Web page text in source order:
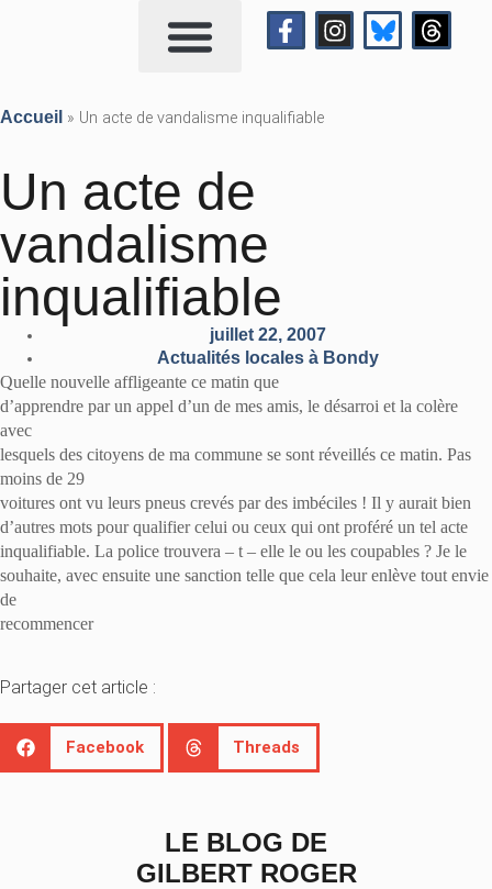
Accueil » Un acte de vandalisme inqualifiable
Un acte de
vandalisme
inqualifiable
juillet 22, 2007
Actualités locales à Bondy
Quelle nouvelle affligeante ce matin que
d’apprendre par un appel d’un de mes amis, le désarroi et la colère
avec
lesquels des citoyens de ma commune se sont réveillés ce matin. Pas
moins de 29
voitures ont vu leurs pneus crevés par des imbéciles ! Il y aurait bien
d’autres mots pour qualifier celui ou ceux qui ont proféré un tel acte
inqualifiable. La police trouvera – t – elle le ou les coupables ? Je le
souhaite, avec ensuite une sanction telle que cela leur enlève tout envie
de
recommencer
Partager cet article :
Facebook Threads
LE BLOG DE
GILBERT ROGER